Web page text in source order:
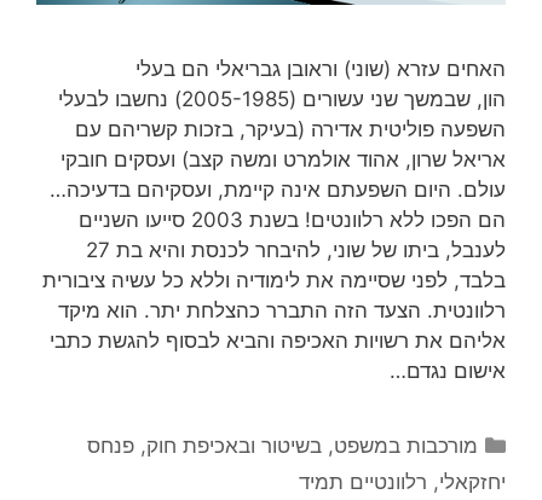
האחים עזרא (שוני) וראובן גבריאלי הם בעלי
הון, שבמשך שני עשורים (2005-1985) נחשבו לבעלי
השפעה פוליטית אדירה (בעיקר, בזכות קשריהם עם
אריאל שרון, אהוד אולמרט ומשה קצב) ועסקים חובקי
עולם. היום השפעתם אינה קיימת, ועסקיהם בדעיכה…
הם הפכו ללא רלוונטים! בשנת 2003 סייעו השניים
לענבל, ביתו של שוני, להיבחר לכנסת והיא בת 27
בלבד, לפני שסיימה את לימודיה וללא כל עשיה ציבורית
רלוונטית. הצעד הזה התברר כהצלחת יתר. הוא מיקד
אליהם את רשויות האכיפה והביא לבסוף להגשת כתבי
אישום נגדם…
קטגוריות
מורכבות במשפט, בשיטור ובאכיפת חוק,פנחס
יחזקאלי, רלוונטיים תמיד